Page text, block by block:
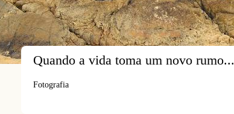
Quando a vida toma um novo rumo...
Fotografia